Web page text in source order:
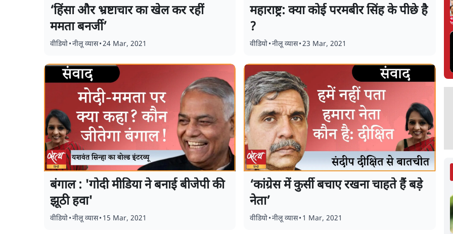
‘हिंसा और भ्रष्टाचार का खेल कर रहीं
ममता बनर्जी’
वीडियो•नीलू व्यास•24 Mar, 2021
महाराष्ट्र: क्या कोई परमबीर सिंह के पीछे है
?
वीडियो•नीलू व्यास•23 Mar, 2021
बंगाल : 'गोदी मीडिया ने बनाई बीजेपी की
झूठी हवा'
वीडियो•नीलू व्यास• 15 Mar, 2021
‘कांग्रेस में कुर्सी बचाए रखना चाहते हैं बड़े
नेता’
वीडियो•नीलू व्यास• 1 Mar, 2021